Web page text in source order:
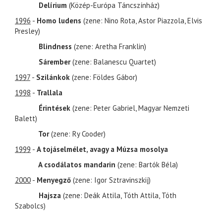
Delírium (Közép-Európa Táncszínház)
1996 - Homo ludens (zene: Nino Rota, Astor Piazzola, Elvis
Presley)
Blindness (zene: Aretha Franklin)
Sárember(zene: Balanescu Quartet)
1997 - Szilánkok (zene: Földes Gábor)
1998 - Trallala
Érintések (zene: Peter Gabriel, Magyar Nemzeti
Balett)
Tor(zene: Ry Cooder)
1999 - A tojáselmélet, avagy a Múzsa mosolya
A csodálatos mandarin (zene: Bartók Béla)
2000 - Menyegző (zene: Igor Sztravinszkij)
Hajsza (zene: Deák Attila, Tóth Attila, Tóth
Szabolcs)